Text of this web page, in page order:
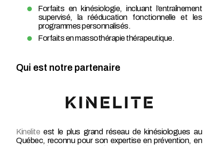
Forfaits en kinésiologie, incluant l’entraînement
supervisé, la rééducation fonctionnelle et les
programmes personnalisés.
Forfaits en massothérapie thérapeutique.
Qui est notre partenaire
Kinelite est le plus grand réseau de kinésiologues au
Québec, reconnu pour son expertise en prévention, en